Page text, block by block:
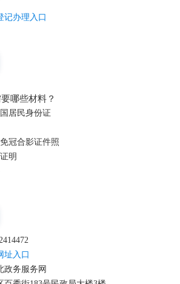
记办理入口
哪些材料？
居民身份证
冠合影证件照
明
址入口
政务服务网